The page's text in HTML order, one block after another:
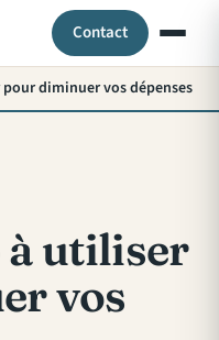
Contact
diminuer vos dépenses
à utiliser
vos